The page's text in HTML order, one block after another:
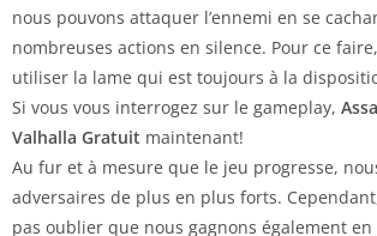
nous pouvons attaquer l’ennemi en se
nombreuses actions en silence. Pour ce
utiliser la lame qui est toujours à la
Si vous vous interrogez sur le gameplay,
Valhalla Gratuit maintenant!
Au fur et à mesure que le jeu progresse,
adversaires de plus en plus forts.
pas oublier que nous gagnons également